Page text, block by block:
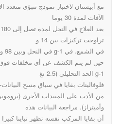
مع أبيستان لاختبار نموذج تنبؤي متعدد
الآفات لمدة 30 يوما
تراوحت تركيزات بين 14 و
حين لم يتم الكشف عن أي مخلفات
الحد التحليلي (2.5 نغ g-1
) في العسل. وتناقش τ-فلوفالينات بقايا في سياق مسح البيانات
من الأدب على المبيدات الأخرى
وأميتراز). مراجعة البيانات هذه
أن بقايا المركب نفسه تظهر تباينا